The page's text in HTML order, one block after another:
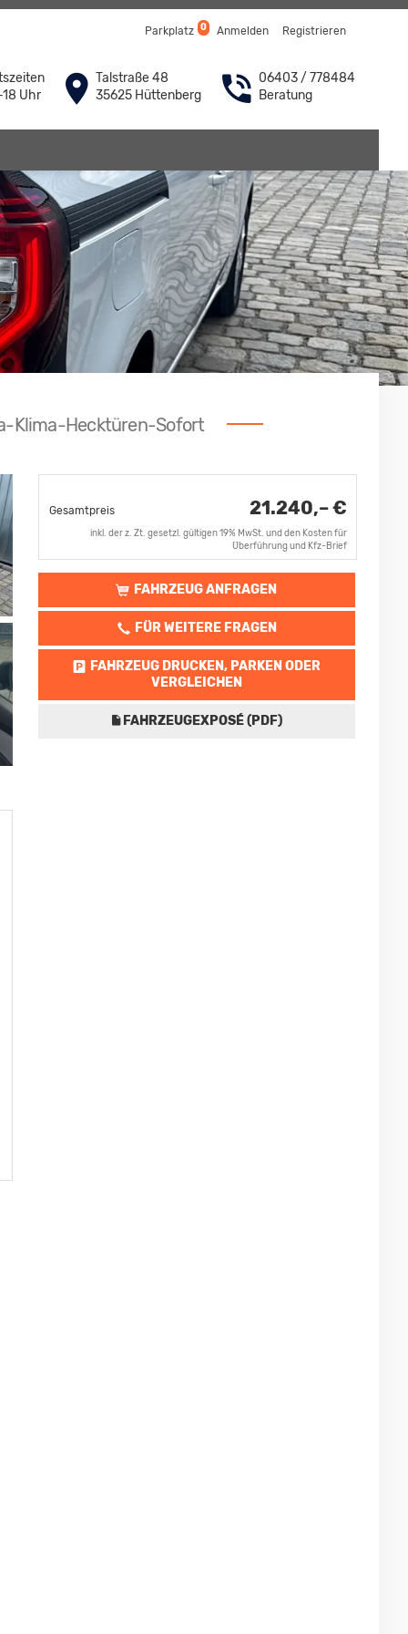
Parkplatz 0 Anmelden Registrieren
Uhr
Talstraße 48
35625 Hüttenberg
06403 / 778484
Beratung
Klima-Hecktüren-Sofort
Gesamtpreis 21.240,– €
inkl. der z. Zt. gesetzl. gültigen 19% MwSt. und den Kosten für
Überführung und Kfz-Brief
FAHRZEUG ANFRAGEN
FÜR WEITERE FRAGEN
FAHRZEUG DRUCKEN, PARKEN ODER
VERGLEICHEN
FAHRZEUGEXPOSÉ (PDF)